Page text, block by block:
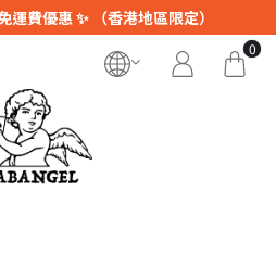
運費優惠 ✨ （香港地區限定）
0